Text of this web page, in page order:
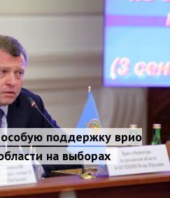
поддержку врио
на выборах